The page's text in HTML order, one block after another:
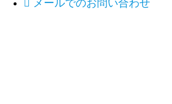
 メールでのお問い合わせ